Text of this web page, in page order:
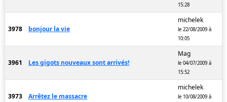
15:28
3978 bonjour la vie
michelek
le 22/08/2009 à
10:05
3961 Les gigots nouveaux sont arrivés!
Mag
le 04/07/2009 à
15:52
3973 Arrêtez le massacre
michelek
le 10/08/2009 à